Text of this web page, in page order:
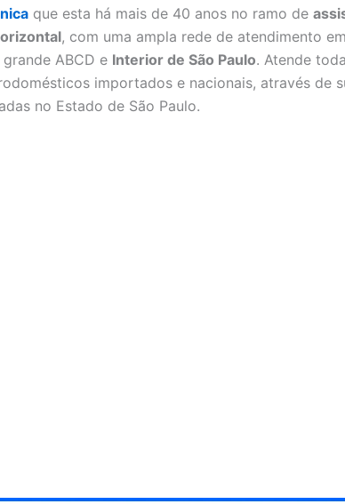
que esta há mais de 40 anos no ramo de
, com uma ampla rede de atendimento
ABCD e Interior de São Paulo. Atende
importados e nacionais, através de
no Estado de São Paulo.